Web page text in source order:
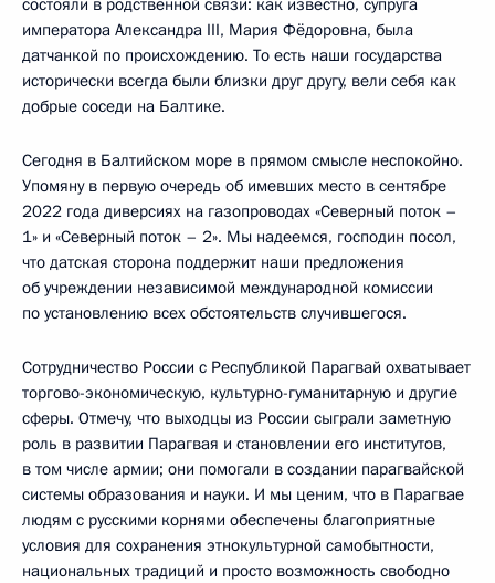
императора Александра III, Мария Фёдоровна, была
датчанкой по происхождению. То есть наши государства
исторически всегда были близки друг другу, вели себя как
добрые соседи на Балтике.
Сегодня в Балтийском море в прямом смысле неспокойно.
Упомяну в первую очередь об имевших место в сентябре
2022 года диверсиях на газопроводах «Северный поток –
1» и «Северный поток – 2». Мы надеемся, господин посол,
что датская сторона поддержит наши предложения
об учреждении независимой международной комиссии
по установлению всех обстоятельств случившегося.
Сотрудничество России с Республикой Парагвай охватывает
торгово-экономическую, культурно-гуманитарную и другие
сферы. Отмечу, что выходцы из России сыграли заметную
роль в развитии Парагвая и становлении его институтов,
в том числе армии; они помогали в создании парагвайской
системы образования и науки. И мы ценим, что в Парагвае
людям с русскими корнями обеспечены благоприятные
условия для сохранения этнокультурной самобытности,
национальных традиций и просто возможность свободно